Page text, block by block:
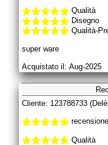
Qualità
Disegno
Qualità-
super ware
Acquistato il: Aug-2025
Cliente: 123788733
recensione
Qualità